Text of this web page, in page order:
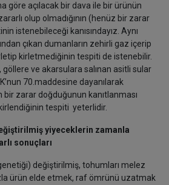
göre açılacak bir dava ile bir ürünün
olup olmadığının (henüz bir zarar
istenebileceği kanısındayız. Aynı
çıkan dumanların zehirli gaz içerip
kirletmediğinin tespiti de istenebilir.
ve akarsulara salınan asitli sular
70.maddesine dayanılarak
bir zarar doğduğunun kanıtlanması
tespiti yeterlidir.
yiyeceklerin zamanla
sonuçları
değiştirilmiş, tohumları melez
ürün elde etmek, raf ömrünü uzatmak